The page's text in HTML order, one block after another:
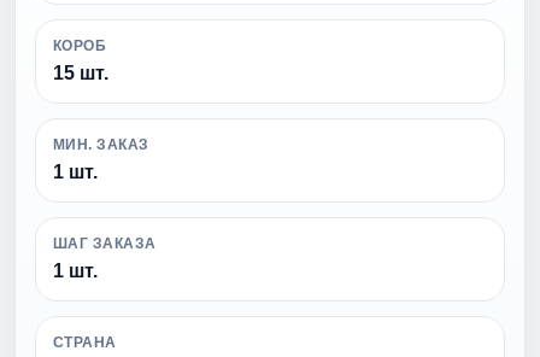
КОРОБ
15 шт.
МИН. ЗАКАЗ
1 шт.
ШАГ ЗАКАЗА
1 шт.
СТРАНА